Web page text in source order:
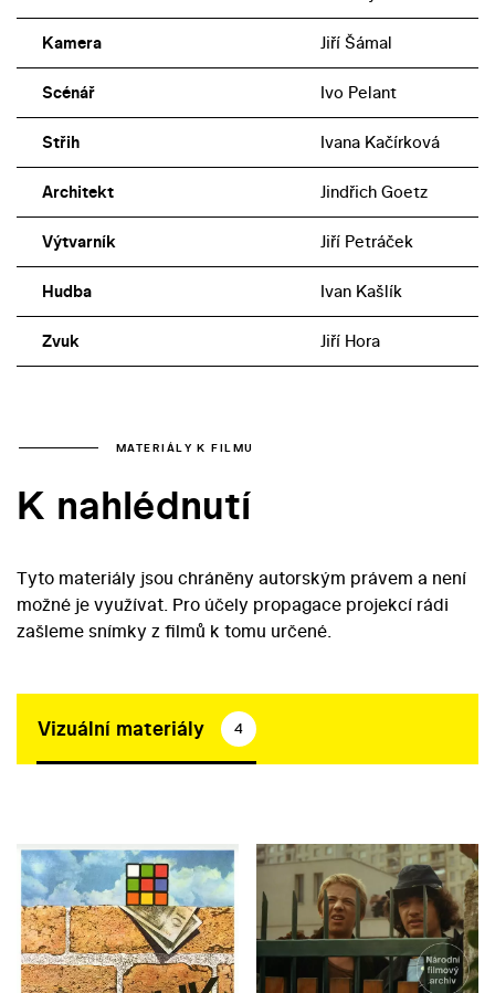
Kamera Jiří Šámal
Scénář Ivo Pelant
Střih Ivana Kačírková
Architekt Jindřich Goetz
Výtvarník Jiří Petráček
Hudba Ivan Kašlík
Zvuk Jiří Hora
MATERIÁLY K FILMU
K nahlédnutí
Tyto materiály jsou chráněny autorským právem a není
možné je využívat. Pro účely propagace projekcí rádi
zašleme snímky z filmů k tomu určené.
Vizuální materiály 4